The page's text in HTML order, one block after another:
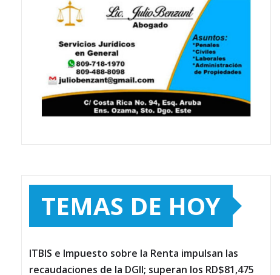
TEMAS DE HOY
ITBIS e Impuesto sobre la Renta impulsan las
recaudaciones de la DGII; superan los RD$81,475